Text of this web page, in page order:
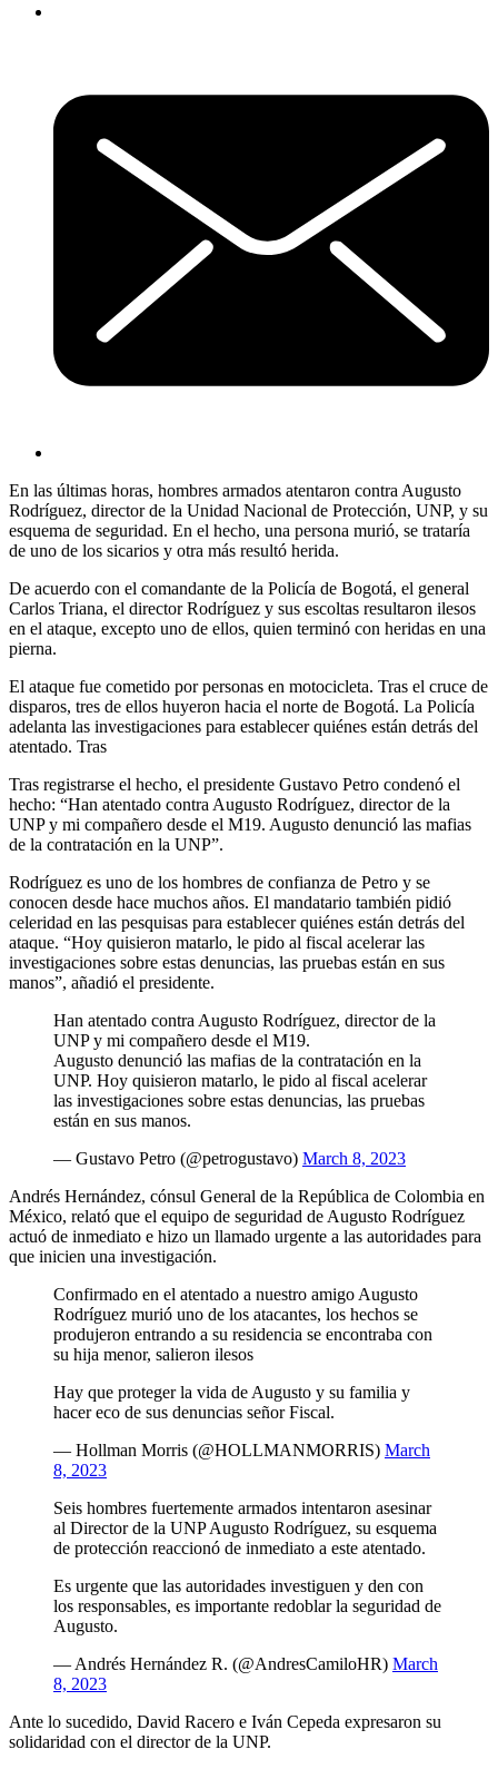
En las últimas horas, hombres armados atentaron contra Augusto
Rodríguez, director de la Unidad Nacional de Protección, UNP, y su
esquema de seguridad. En el hecho, una persona murió, se trataría
de uno de los sicarios y otra más resultó herida.
De acuerdo con el comandante de la Policía de Bogotá, el general
Carlos Triana, el director Rodríguez y sus escoltas resultaron ilesos
en el ataque, excepto uno de ellos, quien terminó con heridas en una
pierna.
El ataque fue cometido por personas en motocicleta. Tras el cruce de
disparos, tres de ellos huyeron hacia el norte de Bogotá. La Policía
adelanta las investigaciones para establecer quiénes están detrás del
atentado. Tras
Tras registrarse el hecho, el presidente Gustavo Petro condenó el
hecho: “Han atentado contra Augusto Rodríguez, director de la
UNP y mi compañero desde el M19. Augusto denunció las mafias
de la contratación en la UNP”.
Rodríguez es uno de los hombres de confianza de Petro y se
conocen desde hace muchos años. El mandatario también pidió
celeridad en las pesquisas para establecer quiénes están detrás del
ataque. “Hoy quisieron matarlo, le pido al fiscal acelerar las
investigaciones sobre estas denuncias, las pruebas están en sus
manos”, añadió el presidente.
Han atentado contra Augusto Rodríguez, director de la
UNP y mi compañero desde el M19.
Augusto denunció las mafias de la contratación en la
UNP. Hoy quisieron matarlo, le pido al fiscal acelerar
las investigaciones sobre estas denuncias, las pruebas
están en sus manos.
— Gustavo Petro (@petrogustavo) March 8, 2023
Andrés Hernández, cónsul General de la República de Colombia en
México, relató que el equipo de seguridad de Augusto Rodríguez
actuó de inmediato e hizo un llamado urgente a las autoridades para
que inicien una investigación.
Confirmado en el atentado a nuestro amigo Augusto
Rodríguez murió uno de los atacantes, los hechos se
produjeron entrando a su residencia se encontraba con
su hija menor, salieron ilesos
Hay que proteger la vida de Augusto y su familia y
hacer eco de sus denuncias señor Fiscal.
— Hollman Morris (@HOLLMANMORRIS) March
8, 2023
Seis hombres fuertemente armados intentaron asesinar
al Director de la UNP Augusto Rodríguez, su esquema
de protección reaccionó de inmediato a este atentado.
Es urgente que las autoridades investiguen y den con
los responsables, es importante redoblar la seguridad de
Augusto.
— Andrés Hernández R. (@AndresCamiloHR) March
8, 2023
Ante lo sucedido, David Racero e Iván Cepeda expresaron su
solidaridad con el director de la UNP.